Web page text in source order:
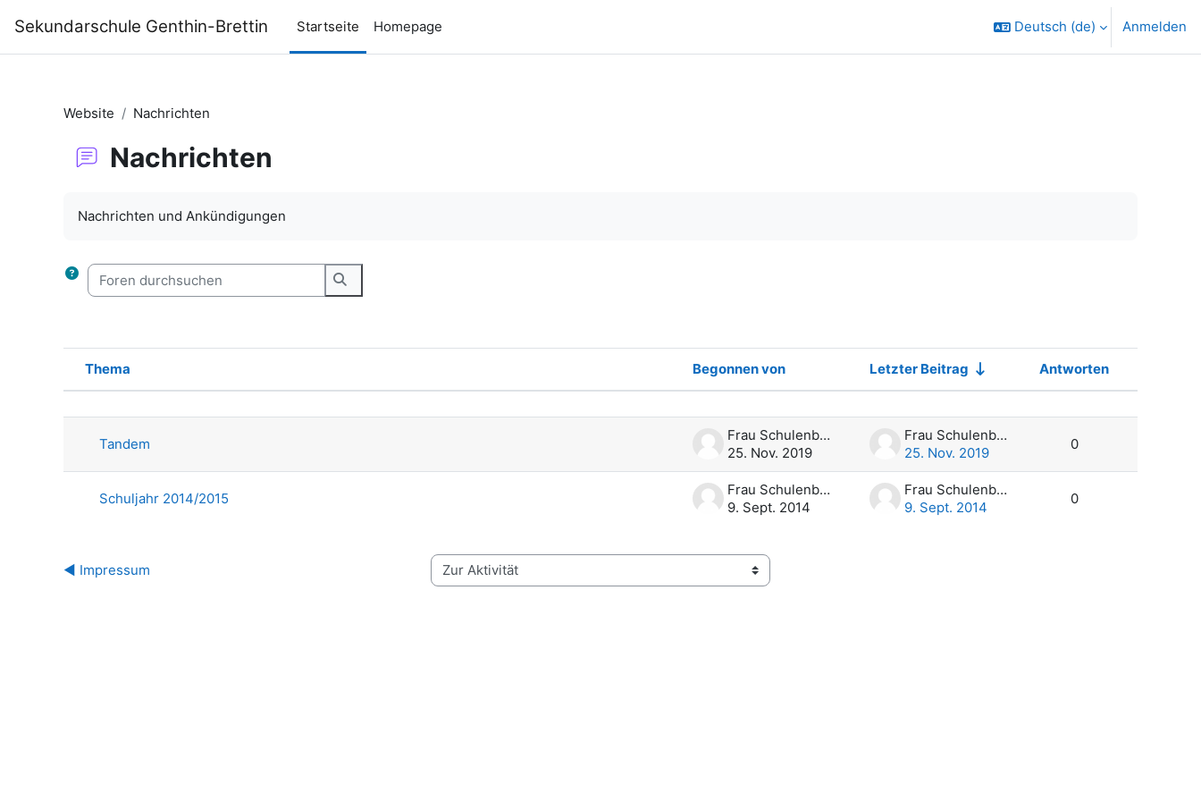
Sekundarschule Genthin-Brettin Startseite Homepage Deutsch ‎(de)‎ Anmelden
Website Nachrichten
Nachrichten
Nachrichten und Ankündigungen
Foren durchsuchen
Foren durchsuchen
Status
Thema Begonnen von Letzter Beitrag
Antworten
Aktionen
Tandem
Frau Schulenburg
25. Nov. 2019
Frau Schulenburg
25. Nov. 2019
0
Schuljahr 2014/2015
Frau Schulenburg
9. Sept. 2014
Frau Schulenburg
9. Sept. 2014
0
◀︎ Impressum Zur Aktivität